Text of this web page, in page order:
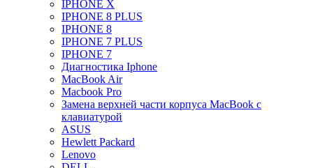
IPHONE X
IPHONE 8 PLUS
IPHONE 8
IPHONE 7 PLUS
IPHONE 7
Диагностика Iphone
MacBook Air
Macbook Pro
Замена верхней части корпуса MacBook с
клавиатурой
ASUS
Hewlett Packard
Lenovo